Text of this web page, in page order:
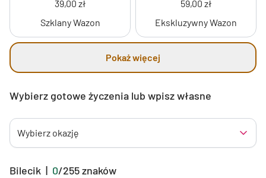
39,00 zł
Szklany Wazon
59,00 zł
Ekskluzywny Wazon
Pokaż więcej
Wybierz gotowe życzenia lub wpisz własne
Wybierz okazję
Bilecik | 0/255znaków